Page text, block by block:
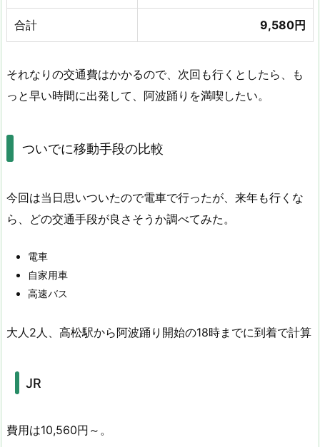
合計 9,580円
それなりの交通費はかかるので、次回も行くとしたら、も
っと早い時間に出発して、阿波踊りを満喫したい。
ついでに移動手段の比較
今回は当日思いついたので電車で行ったが、来年も行くな
ら、どの交通手段が良さそうか調べてみた。
電車
自家用車
高速バス
大人2人、高松駅から阿波踊り開始の18時までに到着で計算
JR
費用は10,560円～。